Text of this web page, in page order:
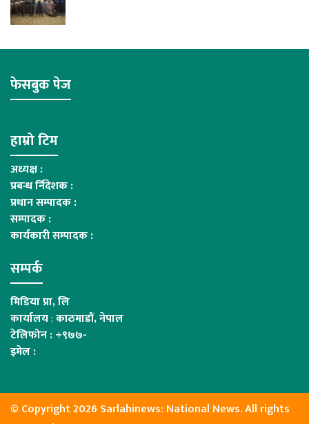
फेसबुक पेज
हाम्रो टिम
अध्यक्ष :
प्रबन्ध र्निदेशक :
प्रधान सम्पादक :
सम्पादक :
कार्यकारी सम्पादक :
सम्पर्क
मिडिया प्रा, लि
कार्यालय:काठमाडौं, नेपाल
टेलिफोन : +९७७-
इमेल :
© Copyright 2026 Sarlahinews: National News. All rights